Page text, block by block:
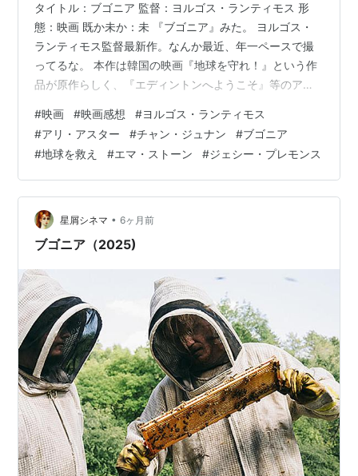
タイトル：ブゴニア 監督：ヨルゴス・ランティモス 形
態：映画 既か未か：未 『ブゴニア』みた。 ヨルゴス・
ランティモス監督最新作。なんか最近、年一ペースで撮
ってるな。 本作は韓国の映画『地球を守れ！』という作
品が原作らしく、『エディントンへようこそ』等のア
い。元作の監督、チャン・ジュナンは体調面等の問題で
チェンジとなり、白羽の矢が立ったのがヨルゴス・ラン
ティモス。ランティモスとアリ・アスターの共闘とかい
う家系ラーメンに家系ラーメンを混ぜたかのような濃
さ。そして家系ラーメンに家系ラーメンを混ぜたらそれ
は家系ラーメンでしかないのよ。お互いおんなじ方向…
#映画 #映画感想 #ヨルゴス・ランティモス
#アリ・アスター #チャン・ジュナン #ブゴニア
#地球を救え #エマ・ストーン #ジェシー・プレモンス
星屑シネマ • 6ヶ月前
ブゴニア（2025)